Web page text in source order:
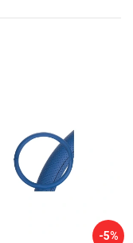
-5%